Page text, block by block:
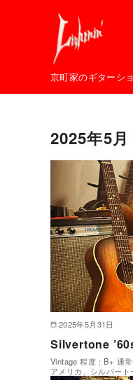
京町家のギターシ
2025年5月
2025年5月31日
Silvertone
Vintage 程度：B+ 通
アメリカ、シルバー